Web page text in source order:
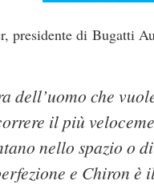
presidente di Bugatti
dell’uomo che
il più
nello spazio o
e Chiron è